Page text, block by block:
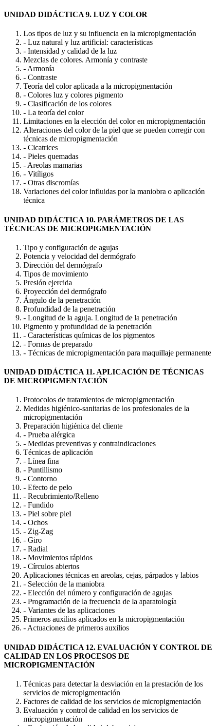
UNIDAD DIDÁCTICA 9. LUZ Y COLOR
Los tipos de luz y su influencia en la micropigmentación
- Luz natural y luz artificial: características
- Intensidad y calidad de la luz
Mezclas de colores. Armonía y contraste
- Armonía
- Contraste
Teoría del color aplicada a la micropigmentación
- Colores luz y colores pigmento
- Clasificación de los colores
- La teoría del color
Limitaciones en la elección del color en micropigmentación
Alteraciones del color de la piel que se pueden corregir con
técnicas de micropigmentación
- Cicatrices
- Pieles quemadas
- Areolas mamarias
- Vitíligos
- Otras discromías
Variaciones del color influidas por la maniobra o aplicación
técnica
UNIDAD DIDÁCTICA 10. PARÁMETROS DE LAS
TÉCNICAS DE MICROPIGMENTACIÓN
Tipo y configuración de agujas
Potencia y velocidad del dermógrafo
Dirección del dermógrafo
Tipos de movimiento
Presión ejercida
Proyección del dermógrafo
Ángulo de la penetración
Profundidad de la penetración
- Longitud de la aguja. Longitud de la penetración
Pigmento y profundidad de la penetración
- Características químicas de los pigmentos
- Formas de preparado
- Técnicas de micropigmentación para maquillaje permanente
UNIDAD DIDÁCTICA 11. APLICACIÓN DE TÉCNICAS
DE MICROPIGMENTACIÓN
Protocolos de tratamientos de micropigmentación
Medidas higiénico-sanitarias de los profesionales de la
micropigmentación
Preparación higiénica del cliente
- Prueba alérgica
- Medidas preventivas y contraindicaciones
Técnicas de aplicación
- Línea fina
- Puntillismo
- Contorno
- Efecto de pelo
- Recubrimiento/Relleno
- Fundido
- Piel sobre piel
- Ochos
- Zig-Zag
- Giro
- Radial
- Movimientos rápidos
- Círculos abiertos
Aplicaciones técnicas en areolas, cejas, párpados y labios
- Selección de la maniobra
- Elección del número y configuración de agujas
- Programación de la frecuencia de la aparatología
- Variantes de las aplicaciones
Primeros auxilios aplicados en la micropigmentación
- Actuaciones de primeros auxilios
UNIDAD DIDÁCTICA 12. EVALUACIÓN Y CONTROL DE
CALIDAD EN LOS PROCESOS DE
MICROPIGMENTACIÓN
Técnicas para detectar la desviación en la prestación de los
servicios de micropigmentación
Factores de calidad de los servicios de micropigmentación
Evaluación y control de calidad en los servicios de
micropigmentación